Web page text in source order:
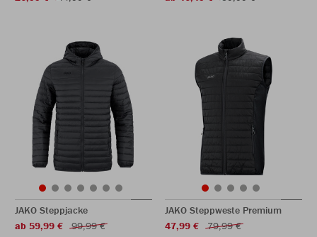
JAKO Steppjacke
ab 59,99 €
99,99 €
JAKO Steppweste Premium
47,99 €
79,99 €